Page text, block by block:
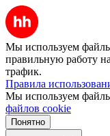
Мы используем
правильную работу
трафик.
Правила
Мы используем
файлов cookie
Понятно